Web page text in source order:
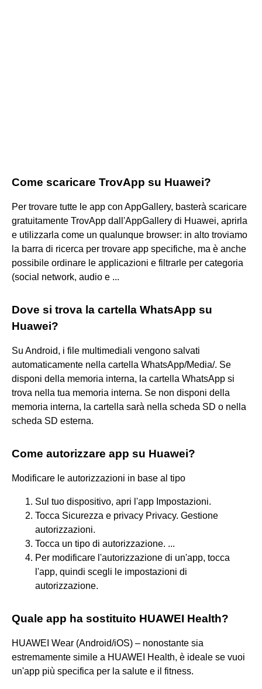
Come scaricare TrovApp su Huawei?
Per trovare tutte le app con AppGallery, basterà scaricare
gratuitamente TrovApp dall'AppGallery di Huawei, aprirla
e utilizzarla come un qualunque browser: in alto troviamo
la barra di ricerca per trovare app specifiche, ma è anche
possibile ordinare le applicazioni e filtrarle per categoria
(social network, audio e ...
Dove si trova la cartella WhatsApp su
Huawei?
Su Android, i file multimediali vengono salvati
automaticamente nella cartella WhatsApp/Media/. Se
disponi della memoria interna, la cartella WhatsApp si
trova nella tua memoria interna. Se non disponi della
memoria interna, la cartella sarà nella scheda SD o nella
scheda SD esterna.
Come autorizzare app su Huawei?
Modificare le autorizzazioni in base al tipo
Sul tuo dispositivo, apri l'app Impostazioni.
Tocca Sicurezza e privacy Privacy. Gestione
autorizzazioni.
Tocca un tipo di autorizzazione. ...
Per modificare l'autorizzazione di un'app, tocca
l'app, quindi scegli le impostazioni di
autorizzazione.
Quale app ha sostituito HUAWEI Health?
HUAWEI Wear (Android/iOS) – nonostante sia
estremamente simile a HUAWEI Health, è ideale se vuoi
un'app più specifica per la salute e il fitness.